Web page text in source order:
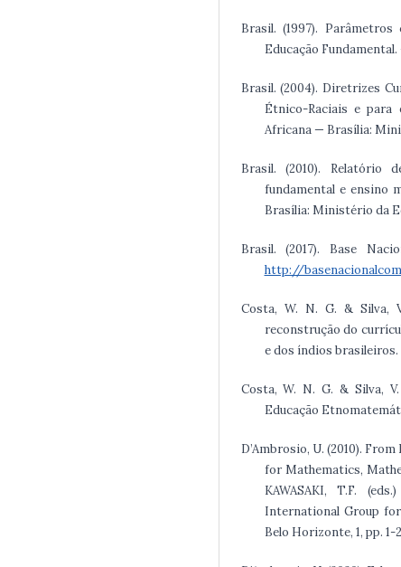
Brasil. (1997).
Educação
Brasil. (2004). Diretrizes
Étnico-Raciais e
Africana — Brasília:
Brasil. (2010). Relatório
fundamental e ensino
Brasília: Ministério da
Brasil. (2017). Base
http://
Costa, W. N. G. & Silva,
reconstrução do
e dos índios brasileiros.
Costa, W. N. G. & Silva,
Educação
D’Ambrosio, U. (2010).
for Mathematics,
KAWASAKI, T.F.
International Group
Belo Horizonte, 1, pp. 1-